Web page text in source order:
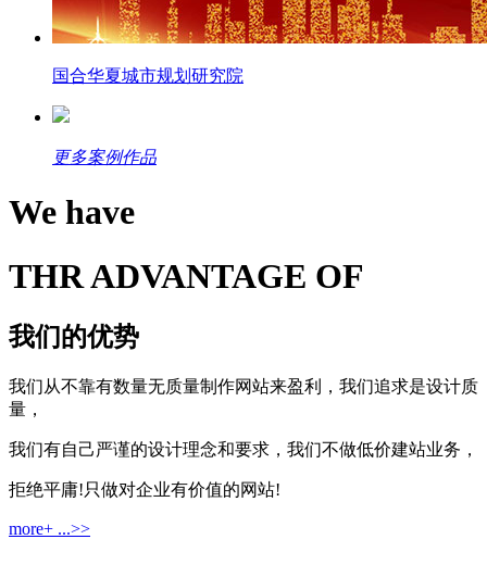
国合华夏城市规划研究院
更多案例作品
We have
THR ADVANTAGE OF
我们的优势
我们从不靠有数量无质量制作网站来盈利，我们追求是设计质
量，
我们有自己严谨的设计理念和要求，我们不做低价建站业务，
拒绝平庸!只做对企业有价值的网站!
more+ ...>>